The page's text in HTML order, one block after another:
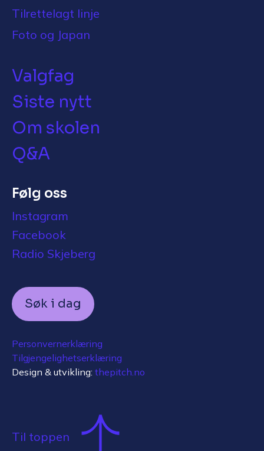
Tilrettelagt linje
Foto og Japan
Valgfag
Siste nytt
Om skolen
Q&A
Følg oss
Instagram
Facebook
Radio Skjeberg
Søk i dag
Personvernerklæring
Tilgjengelighetserklæring
Design & utvikling: thepitch.no
Til toppen